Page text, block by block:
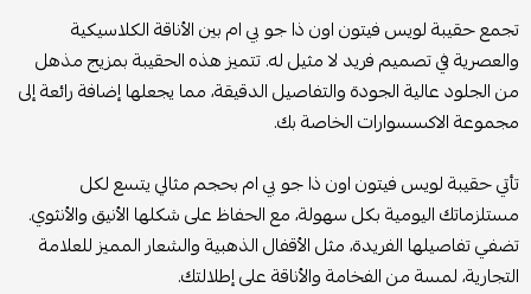
تجمع حقيبة لويس فيتون اون ذا جو بي ام بين الأناقة الكلاسيكية
والعصرية في تصميم فريد لا مثيل له. تتميز هذه الحقيبة بمزيج مذهل
من الجلود عالية الجودة والتفاصيل الدقيقة، مما يجعلها إضافة رائعة إلى
مجموعة الاكسسوارات الخاصة بك.
تأتي حقيبة لويس فيتون اون ذا جو بي ام بحجم مثالي يتسع لكل
مستلزماتك اليومية بكل سهولة، مع الحفاظ على شكلها الأنيق والأنثوي.
تضفي تفاصيلها الفريدة، مثل الأقفال الذهبية والشعار المميز للعلامة
التجارية، لمسة من الفخامة والأناقة على إطلالتك.